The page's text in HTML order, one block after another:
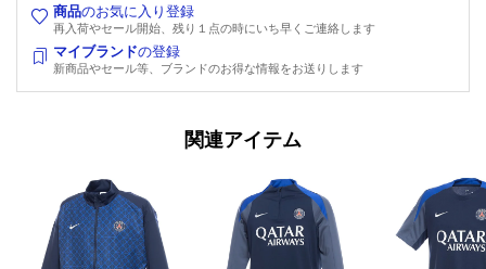
商品のお気に入り登録
再入荷やセール開始、残り１点の時にいち早くご連絡します
マイブランドの登録
新商品やセール等、ブランドのお得な情報をお送りします
関連アイテム